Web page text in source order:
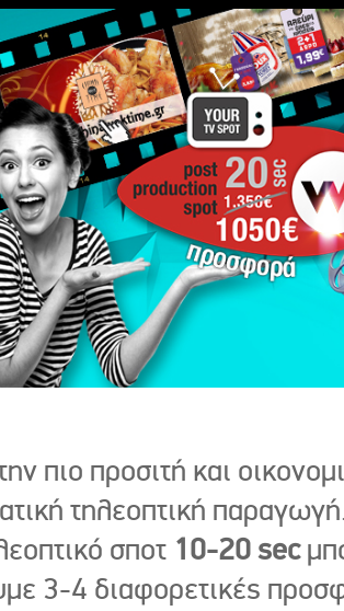
πιο προσιτή και
τηλεοπτική
σποτ 10-20 sec
3-4 διαφορετικές